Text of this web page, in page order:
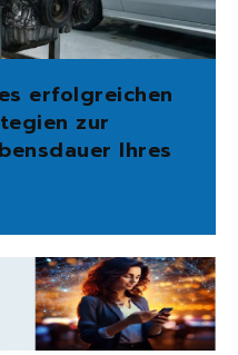
erfolgreichen
zur
Ihres